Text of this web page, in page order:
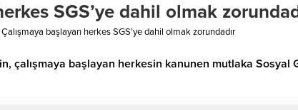
SGS’ye dahil olmak
başlayan herkes SGS’ye dahil olmak zorundadır
çalışmaya başlayan herkesin kanunen mutlaka Sosyal